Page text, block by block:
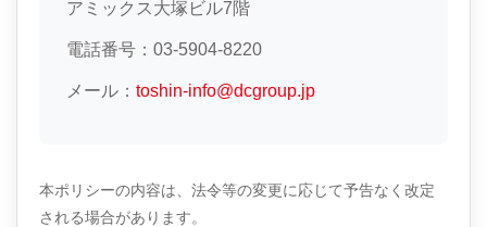
アミックス大塚ビル7階
電話番号：03-5904-8220
メール： toshin-info@dcgroup.jp
本ポリシーの内容は、法令等の変更に応じて予告なく改定
される場合があります。